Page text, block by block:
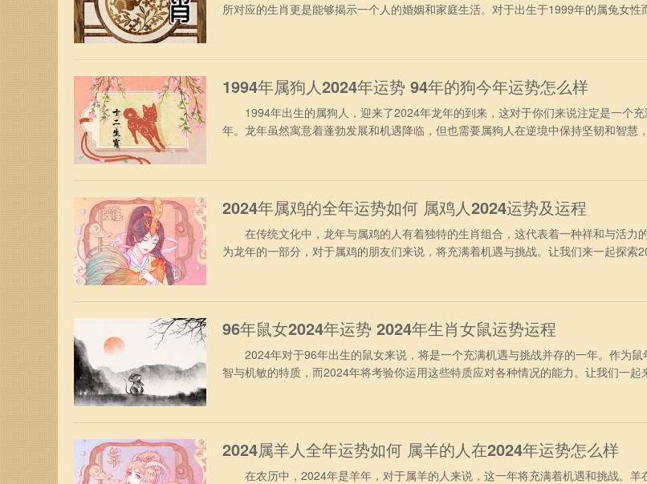
所对应的生肖更是能够揭示一个人的婚姻和家庭生活。对于出生于1999年的属兔女性
1994年属狗人2024年运势 94年的狗今年运势怎么样
1994年出生的属狗人，迎来了2024年龙年的到来，这对于你们来说注定是一个充
年。龙年虽然寓意着蓬勃发展和机遇降临，但也需要属狗人在逆境中保持坚韧和智慧
2024年属鸡的全年运势如何 属鸡人2024运势及运程
在传统文化中，龙年与属鸡的人有着独特的生肖组合，这代表着一种祥和与活力
为龙年的一部分，对于属鸡的朋友们来说，将充满着机遇与挑战。让我们来一起探索
96年鼠女2024年运势 2024年生肖女鼠运势运程
2024年对于96年出生的鼠女来说，将是一个充满机遇与挑战并存的一年。作为鼠
智与机敏的特质，而2024年将考验你运用这些特质应对各种情况的能力。让我们一起
2024属羊人全年运势如何 属羊的人在2024年运势怎么样
在农历中，2024年是羊年，对于属羊的人来说，这一年将充满着机遇和挑战。羊